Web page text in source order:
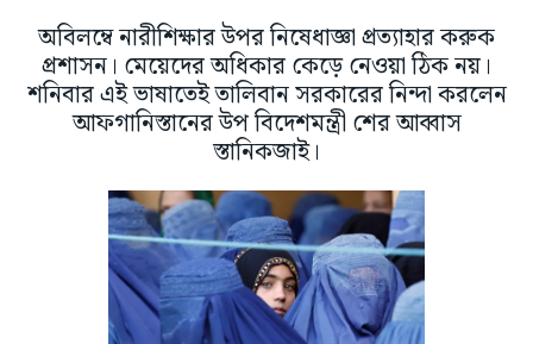
অবিলম্বে নারীশিক্ষার উপর নিষেধাজ্ঞা প্রত্যাহার করুক
প্রশাসন। মেয়েদের অধিকার কেড়ে নেওয়া ঠিক নয়।
শনিবার এই ভাষাতেই তালিবান সরকারের নিন্দা করলেন
আফগানিস্তানের উপ বিদেশমন্ত্রী শের আব্বাস
স্তানিকজাই।